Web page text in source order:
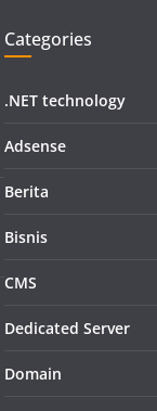
Categories
.NET technology
Adsense
Berita
Bisnis
CMS
Dedicated Server
Domain